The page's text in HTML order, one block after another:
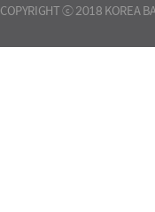
COPYRIGHT ⓒ 2018 KOREA